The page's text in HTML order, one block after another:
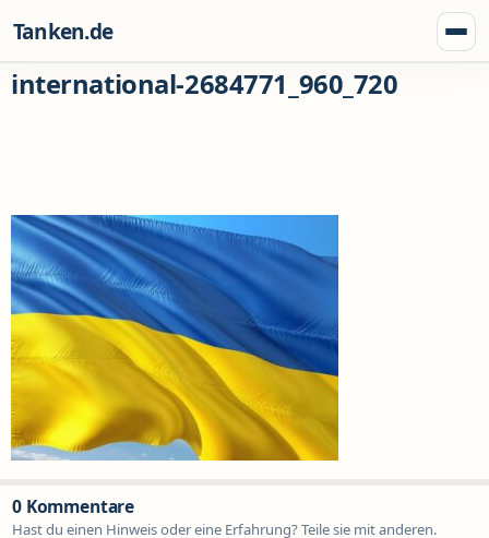
Tanken.de
international-2684771_960_720
0 Kommentare
Hast du einen Hinweis oder eine Erfahrung? Teile sie mit anderen.